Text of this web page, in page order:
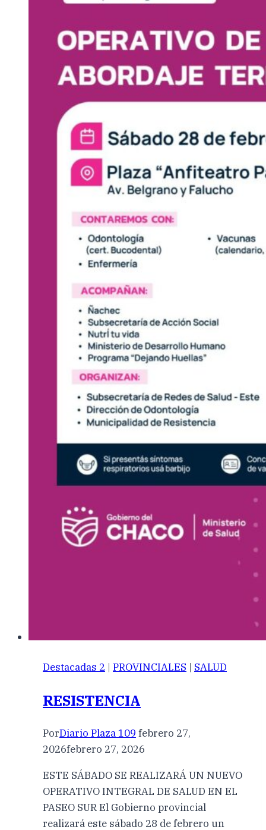
Destacadas 2 | PROVINCIALES | SALUD
RESISTENCIA
PorDiario Plaza 109 febrero 27,
2026febrero 27, 2026
ESTE SÁBADO SE REALIZARÁ UN NUEVO
OPERATIVO INTEGRAL DE SALUD EN EL
PASEO SUR El Gobierno provincial
realizará este sábado 28 de febrero un